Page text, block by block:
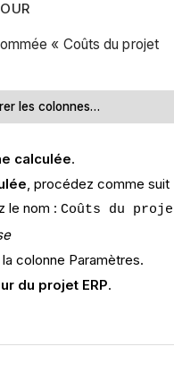
« Coûts du projet
les colonnes…
calculée.
, procédez comme suit
le nom : Coûts du
la colonne Paramètres.
du projet ERP.